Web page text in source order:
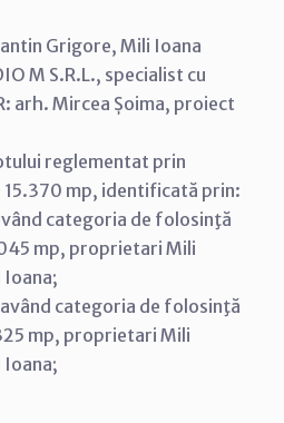
Grigore, Mili Ioana
M S.R.L., specialist cu
arh. Mircea Șoima, proiect
reglementat prin
15.370 mp, identificată prin:
categoria de folosinţă
mp, proprietari Mili
categoria de folosinţă
mp, proprietari Mili